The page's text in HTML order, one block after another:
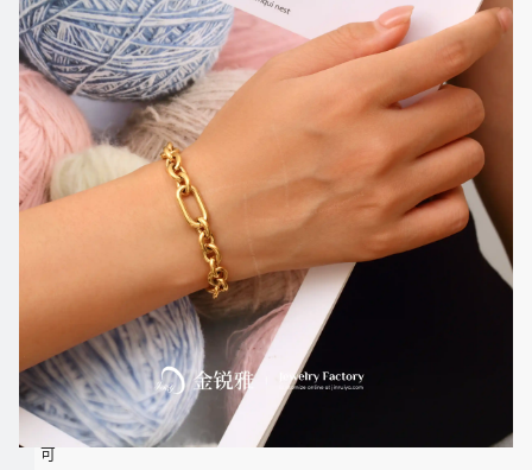
电
镀
18K
金
表
面
工
艺：
电
手
工
拼
接，
可